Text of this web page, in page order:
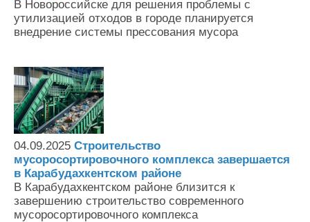
В Новороссийске для решения проблемы с
утилизацией отходов в городе планируется
внедрение системы прессования мусора
04.09.2025 Строительство
мусоросортировочного комплекса завершается
в Карабудахкентском районе
В Карабудахкентском районе близится к
завершению строительство современного
мусоросортировочного комплекса